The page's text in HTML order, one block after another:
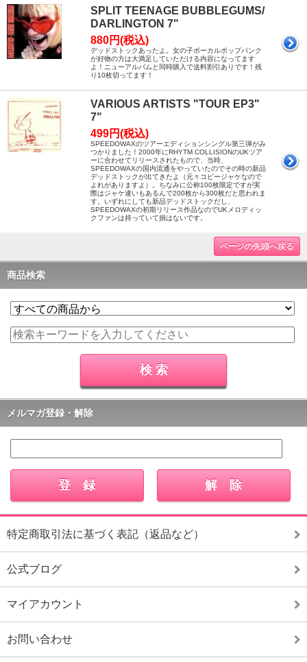
SPLIT TEENAGE BUBBLEGUMS/
DARLINGTON 7"
880円(税込)
デッドストックあったよ。女の子ボーカルポップパンク
が好物の方は大満足していただける内容になってます
よ！ニューアルバムと同時購入で送料割引ありです！残
り10枚切ってます！
VARIOUS ARTISTS "TOUR EP3"
7"
499円(税込)
SPEEDOWAXのツアーエディションシングル第三弾がみ
つかりました！2000年にRHYTM COLLISIONのUKツア
ーに合わせてリリースされたもので、当時、
SPEEDOWAXの国内流通をやっていたのでその時の新品
デッドストックが出てきたよ（元々コピージャケなので
よれがありますよ）。ちなみに公称100枚限定ですが実
際はジャケ違いもあるんで200枚から300枚だと思われま
す。いずれにしても新品デッドストックだし、
SPEEDOWAXの初期リリース作品なのでUKメロディッ
クファンは持っていて損はないです。
ページの先頭へ戻る
商品検索
メルマガ登録・解除
特定商取引法に基づく表記（返品など）
公式ブログ
マイアカウント
お問い合わせ